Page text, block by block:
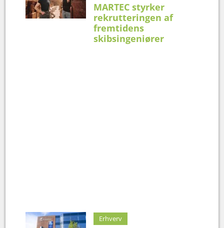
MARTEC styrker
rekrutteringen af
fremtidens
skibsingeniører
Erhverv